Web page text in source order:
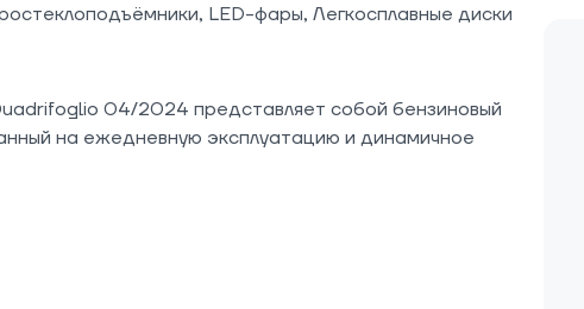
LED-фары, Легкосплавные диски
04/2024 представляет собой бензиновый
на ежедневную эксплуатацию и динамичное